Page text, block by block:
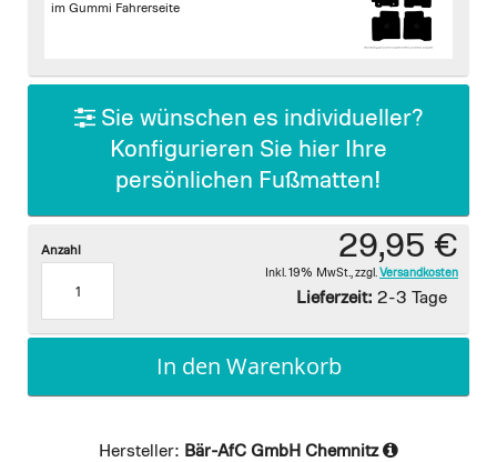
gallery
im Gummi Fahrerseite
Sie wünschen es individueller?
Konfigurieren Sie hier Ihre
persönlichen Fußmatten!
29,95 €
Inkl. 19% MwSt. zzgl. Versandkosten
Lieferzeit: 2-3 Tage
Anzahl
In den Warenkorb
Hersteller: Bär-AfC GmbH Chemnitz